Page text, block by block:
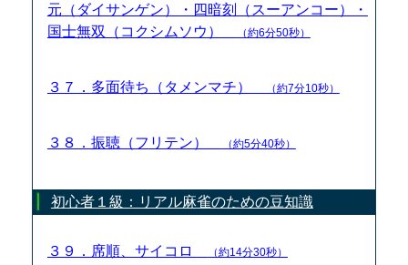
元（ダイサンゲン）・四暗刻（スーアンコー）・
国士無双（コクシムソウ）
（約6分50秒）
３７．多面待ち（タメンマチ） （約7分10秒）
３８．振聴（フリテン） （約5分40秒）
初心者１級：リアル麻雀のための豆知識
３９．席順、サイコロ （約14分30秒）